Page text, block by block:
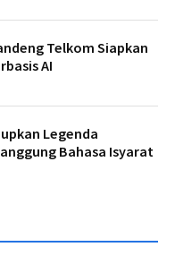
Telkom Siapkan
AI
Legenda
Bahasa Isyarat